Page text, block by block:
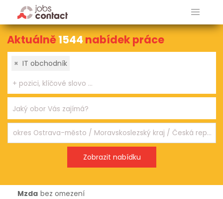
Aktuálně1544 nabídek práce
× IT obchodník
Mzda bez omezení